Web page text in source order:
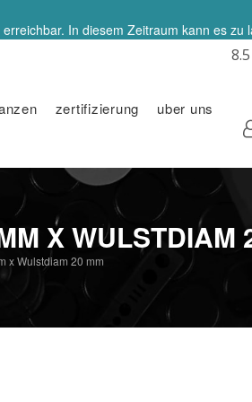
In diesem Zeitraum kann es zu
8.5
zertifizierung
uber uns
X WULSTDIAM
x Wulstdiam 20 mm